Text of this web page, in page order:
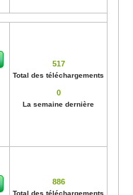
517
Total des téléchargements
0
La semaine dernière
886
Total des téléchargements